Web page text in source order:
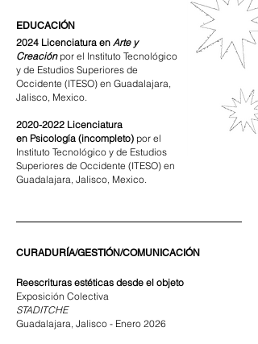
EDUCACIÓN
2024 Licenciatura en Arte y
Creación por el Instituto Tecnológico
y de Estudios Superiores de
Occidente (ITESO) en Guadalajara,
Jalisco, Mexico.
2020-2022 Licenciatura
en Psicología (incompleto) por el
Instituto Tecnológico y de Estudios
Superiores de Occidente (ITESO) en
Guadalajara, Jalisco, Mexico.
CURADURÍA/GESTIÓN/COMUNICACIÓN
Reescrituras estéticas desde el objeto
Exposición Colectiva
STADITCHE
Guadalajara, Jalisco - Enero 2026